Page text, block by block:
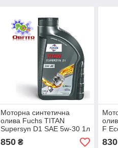
Моторна синтетична
олива Fuchs TITAN
Supersyn D1 SAE 5w-30 1л
850₴
F
830